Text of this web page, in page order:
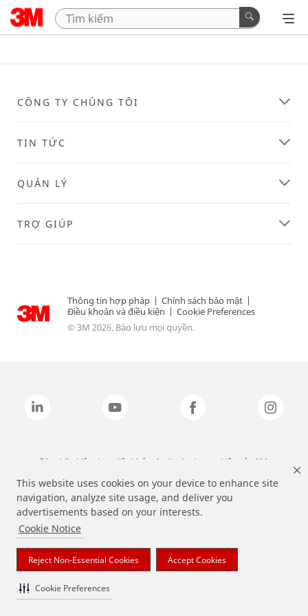
This website uses cookies on your device to enhance site
navigation, analyze site usage, and deliver you
advertisements based on your interests.
Cookie Notice
Reject Non-Essential Cookies Accept Cookies
Cookie Preferences
CÔNG TY CHÚNG TÔI
TIN TỨC
QUẢN LÝ
TRỢ GIÚP
Thông tin hợp pháp | Chính sách bảo mật |
Điều khoản và điều kiện | Cookie Preferences
© 3M 2026. Bảo lưu mọi quyền.
Các nhãn hiệu được liệt kê ở trên là các thương hiệu của 3M.